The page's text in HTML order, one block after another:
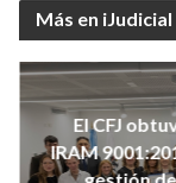
Más en iJudicial
El CFJ
IRAM